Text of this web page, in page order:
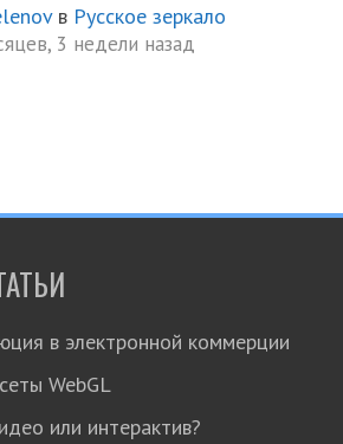
в Русское зеркало
3 недели назад
в электронной коммерции
WebGL
или интерактив?